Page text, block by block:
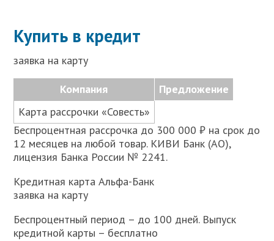
Купить в кредит
заявка на карту
Компания
Предложение
Карта рассрочки «Совесть»
Беспроцентная рассрочка до 300 000 ₽ на срок до
12 месяцев на любой товар. КИВИ Банк (АО),
лицензия Банка России № 2241.
Кредитная карта Альфа-Банк
заявка на карту
Беспроцентный период – до 100 дней. Выпуск
кредитной карты – бесплатно